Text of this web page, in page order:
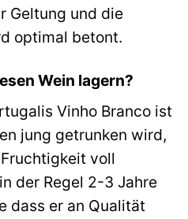
Geltung und die
optimal betont.
Wein lagern?
Vinho Branco ist
jung getrunken wird,
voll
der Regel 2-3 Jahre
dass er an Qualität